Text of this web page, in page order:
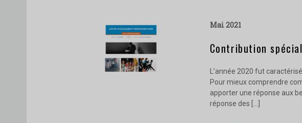
mai 2021
Contribution
L’année 2020 fut
Pour mieux comprendre
apporter une réponse aux
réponse des […]